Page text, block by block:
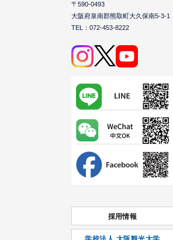
〒590-0493
大阪府泉南郡熊取町大久保南5-3-1
TEL：072-453-8222
採用情報